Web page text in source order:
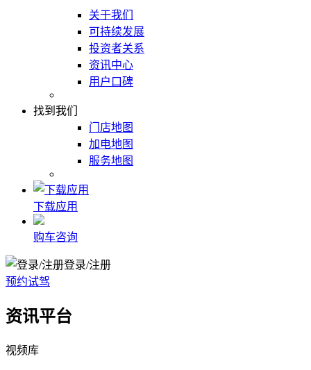
关于我们
可持续发展
投资者关系
资讯中心
用户口碑
找到我们
门店地图
加电地图
服务地图
下载应用
购车咨询
登录/注册
预约试驾
资讯平台
视频库